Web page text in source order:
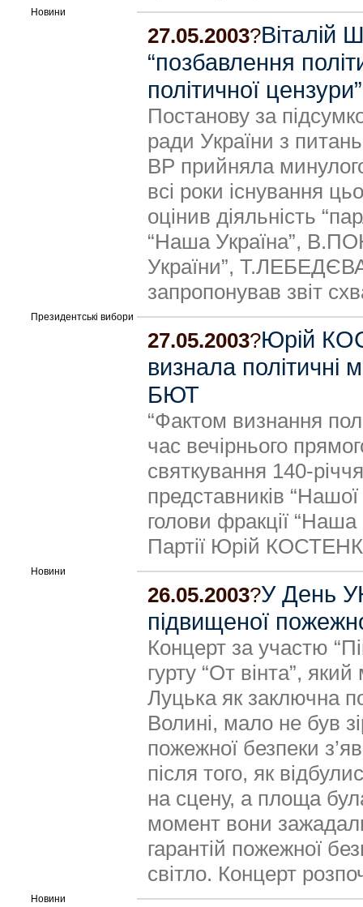
Новини
27.05.2003?Віталій
“позбавлення
політичної цензури”
Постанову за
ради України з
ВР прийняла
всі роки існування
оцінив діяльність
“Наша Україна”,
України”, Т.ЛЕБЕДЄВА
запропонував звіт
Президентські вибори
27.05.2003?Юрій
визнала політичні
БЮТ
“Фактом визнання
час вечірнього
святкування 140-
представників
голови фракції “Наша
Партії Юрій
Новини
26.05.2003?У День
підвищеної
Концерт за участю
гурту “От вінта”,
Луцька як заключна
Волині, мало не був
пожежної безпеки
після того, як
на сцену, а площа
момент вони зажадали
гарантій пожежної
світло. Концерт
Новини